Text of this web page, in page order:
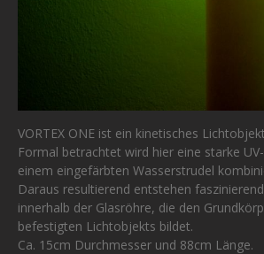
VORTEX ONE ist ein kinetisches
Formal betrachtet wird hier eine starke
einem eingefärbten Wasserstrudel
Daraus resultierend entstehen
innerhalb der Glasröhre, die den
befestigten Lichtobjekts bildet.
Ca. 15cm Durchmesser und 88cm Länge.